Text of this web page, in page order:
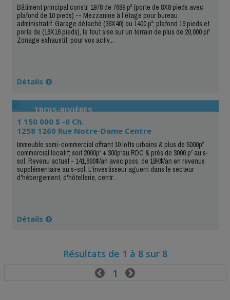
Bâtiment principal constr. 1978 de 7689 p² (porte de 8X8 pieds avec
plafond de 10 pieds) -- Mezzanine à l'étage pour bureau
administratif. Garage détaché (36X40) ou 1400 p²; plafond 19 pieds et
porte de (16X16 pieds), le tout sise sur un terrain de plus de 20,000 pi²
Zonage exhaustif; pour vos activ...
Détails
TROIS-RIVIÈRES
1 150 000 $ -0 Ch.
1258 1260 Rue Notre-Dame Centre
Immeuble semi-commercial offrant 10 lofts urbains & plus de 5000p²
commercial locatif; soit 2000p² + 300p²au RDC & près de 3000 p² au s-
sol. Revenu actuel - 141,690$/an avec poss. de 18K$/an en revenus
supplémentaire au s-sol. L'investisseur aguerri dans le secteur
d'hébergement, d'hôtellerie, centr...
Détails
Résultats de 1 à 8 sur 8
 1 